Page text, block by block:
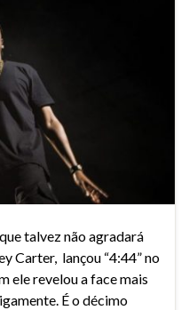
talvez não agradará
Carter, lançou “4:44” no
ele revelou a face mais
É o décimo